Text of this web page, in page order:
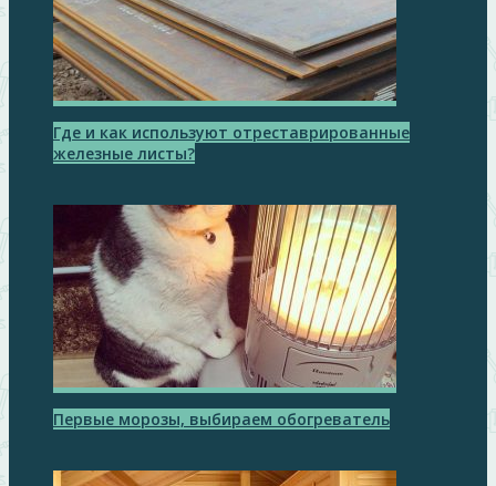
Где и как используют отреставрированные
железные листы?
Первые морозы, выбираем обогреватель